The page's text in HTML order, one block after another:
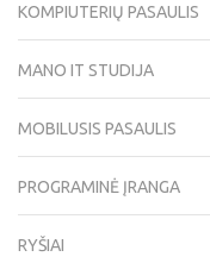
KOMPIUTERIŲ PASAULIS
MANO IT STUDIJA
MOBILUSIS PASAULIS
PROGRAMINĖ ĮRANGA
RYŠIAI